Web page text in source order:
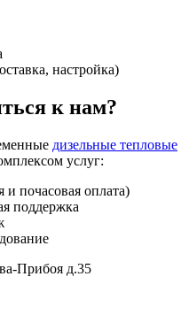
настройка)
к нам?
дизельные тепловые
услуг:
почасовая оплата)
поддержка
Прибоя д.35